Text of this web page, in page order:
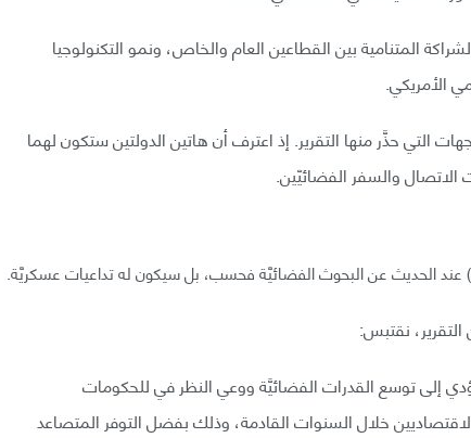
المتنامية بين القطاعين العام والخاص، ونمو التكنولوجيا
الأمريكي.
التي حذَّر منها التقرير. إذ اعترف أن هاتين الدولتين ستكون لهما
الاتصال والسفر الفضائيّين.
عند الحديث عن البحوث الفضائيَّة فحسب، بل سيكون له تداعيات عسكريَّة.
نقتبس:
إلى توسع القدرات الفضائيَّة ووعي النظر في للحكومات
خلال السنوات القادمة، وذلك بفضل التوفر المتصاعد